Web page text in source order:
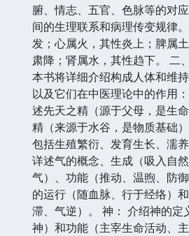
腑、情志、五官、色脉等的对
间的生理联系和病理传变规律
发；心属火，其性炎上；脾属
肃降；肾属水，其性趋下。 二
本书将详细介绍构成人体和维
以及它们在中医理论中的作用
述先天之精（源于父母，是生
精（来源于水谷，是物质基础
包括生殖繁衍、发育生长、濡
详述气的概念、生成（吸入自
气）、功能（推动、温煦、防
的运行（随血脉、行于经络）
滞、气逆）。 神： 介绍神的定
神）和功能（主宰生命活动、